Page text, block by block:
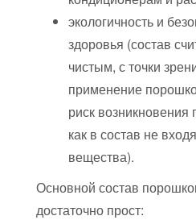
экологичность и
здоровья (состав
чистым, с точки
применение
риск
как в состав не
вещества).
Основной состав
достаточно прост: